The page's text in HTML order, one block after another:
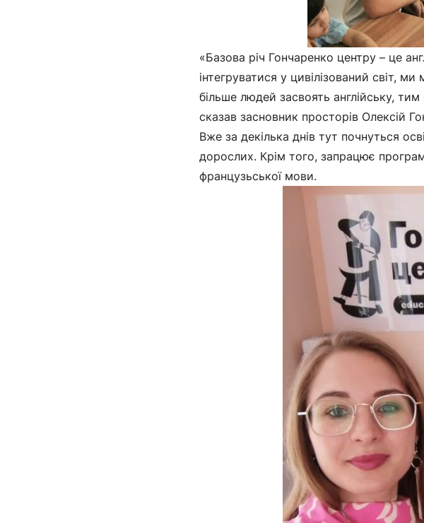
«Базова річ Гончаренко центру – це
інтегруватися у цивілізований світ,
більше людей засвоять англійську,
сказав засновник просторів Олексій
Вже за декілька днів тут почнуться
дорослих. Крім того, запрацює
французьської мови.